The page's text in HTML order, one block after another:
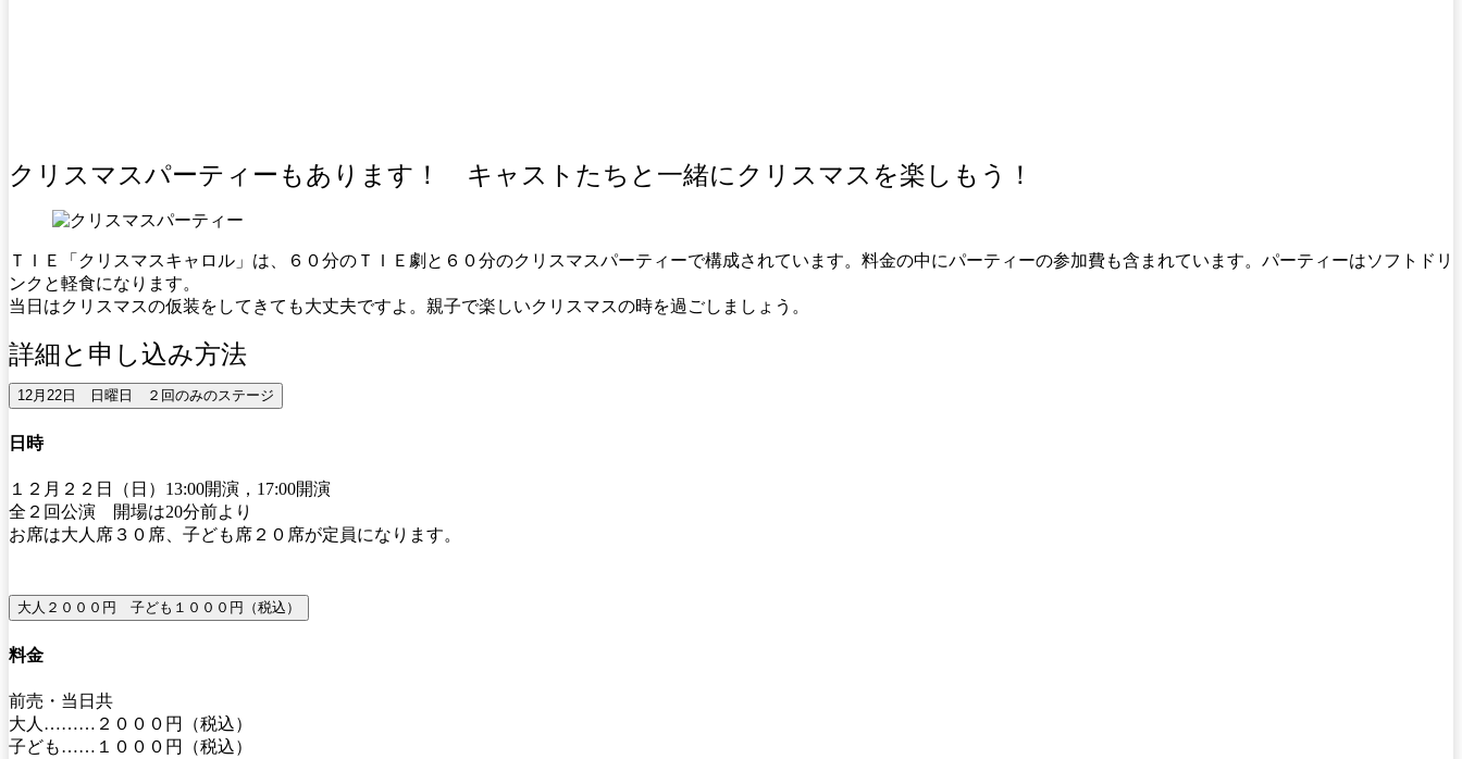
クリスマスパーティーもあります！ キャストたちと一緒にクリスマスを楽しもう！
ＴＩＥ「クリスマスキャロル」は、６０分のＴＩＥ劇と６０分のクリスマスパーティーで構成されています。料金の中にパーティーの参加費も含まれています。パーティーはソフトドリ
ンクと軽食になります。
当日はクリスマスの仮装をしてきても大丈夫ですよ。親子で楽しいクリスマスの時を過ごしましょう。
詳細と申し込み方法
12月22日 日曜日 ２回のみのステージ
日時
１２月２２日（日）13:00開演，17:00開演
全２回公演 開場は20分前より
お席は大人席３０席、子ども席２０席が定員になります。
大人２０００円 子ども１０００円（税込）
料金
前売・当日共
大人………２０００円（税込）
子ども……１０００円（税込）